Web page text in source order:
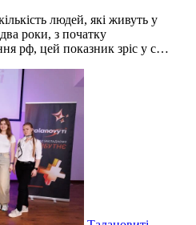
людей, які живуть у
роки, з початку
рф, цей показник зріс у с…